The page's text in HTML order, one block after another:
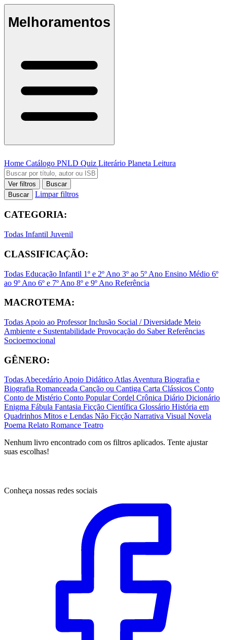
Melhoramentos
Home Catálogo PNLD Quiz Literário Planeta Leitura
Ver filtros
Buscar
Buscar
Limpar filtros
CATEGORIA:
Todas Infantil Juvenil
CLASSIFICAÇÃO:
Todas Educação Infantil 1º e 2º Ano 3º ao 5º Ano Ensino Médio 6º
ao 9º Ano 6º e 7º Ano 8º e 9º Ano Referência
MACROTEMA:
Todas Apoio ao ProfessorInclusão Social / Diversidade Meio
Ambiente e Sustentabilidade Provocação do SaberReferências
Socioemocional
GÊNERO:
TodasAbecedárioApoio DidáticoAtlasAventura Biografia e
Biografia Romanceada Canção ou Cantiga Carta Clássicos Conto
Conto de Mistério Conto PopularCordel Crônica Diário Dicionário
Enigma Fábula Fantasia Ficção Científica Glossário História em
Quadrinhos Mitos e Lendas Não Ficção Narrativa Visual Novela
Poema Relato Romance Teatro
Nenhum livro encontrado com os filtros aplicados. Tente ajustar
suas escolhas!
Conheça nossas redes sociais